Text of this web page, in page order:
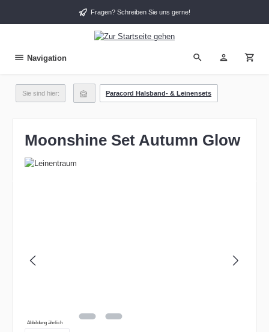
Fragen? Schreiben Sie uns gerne!
Navigation
Sie sind hier: Paracord Halsband- & Leinensets
Moonshine Set Autumn Glow
Abbildung ähnlich